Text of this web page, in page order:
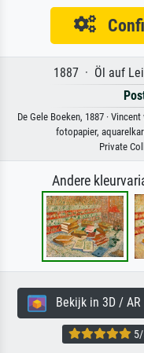
1887 · Öl auf
De Gele Boeken, 1887 ·
fotopapier,
Private
Andere
Bekijk in 3D / AR